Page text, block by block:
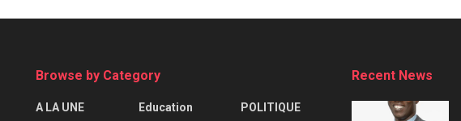
Browse by Category
A LA UNE Education POLITIQUE
Recent News